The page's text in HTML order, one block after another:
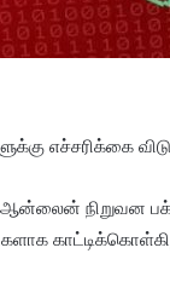
எச்சரிக்கை
ஆன்லைன் நிறுவன